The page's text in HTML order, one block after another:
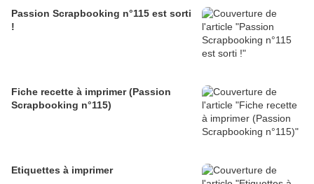
Passion Scrapbooking n°115 est sorti
!
Fiche recette à imprimer (Passion
Scrapbooking n°115)
Etiquettes à imprimer